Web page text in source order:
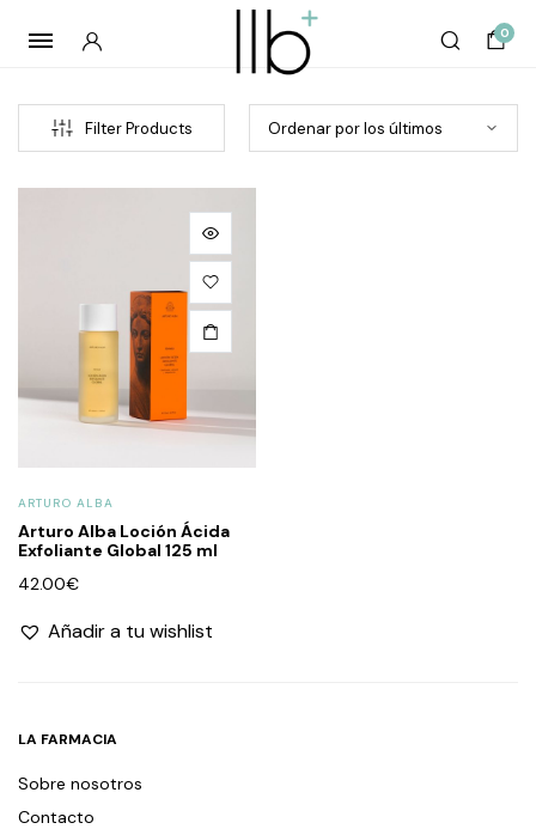
0
Filter Products
ARTURO ALBA
Arturo Alba Loción Ácida
Exfoliante Global 125 ml
42.00€
Añadir a tu wishlist
LA FARMACIA
Sobre nosotros
Contacto